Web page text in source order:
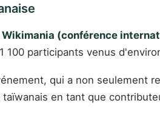
Wikimania (conférence
participants venus
qui a non seulement
en tant que